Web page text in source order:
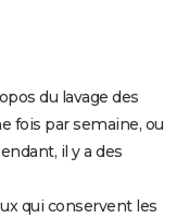
du lavage des
fois par semaine, ou
il y a des
qui conservent les